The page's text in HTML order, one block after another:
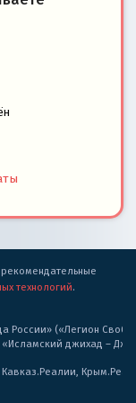
технологий.
России» («Легион
«Исламский джихад –